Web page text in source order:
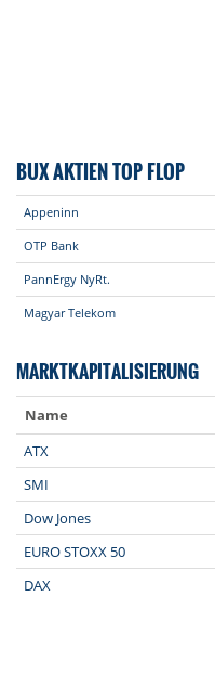
BUX AKTIEN TOP FLOP
Appeninn
OTP Bank
PannErgy NyRt.
Magyar Telekom
MARKTKAPITALISIERUNG
Name
ATX
SMI
Dow Jones
EURO STOXX 50
DAX